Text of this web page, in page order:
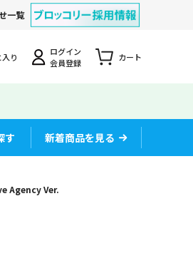
一覧
り
ログイン
会員登録
カート
す 新着商品を見る
Agency Ver.